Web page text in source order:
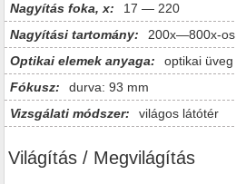
Nagyítás foka, x:
17 — 220
Nagyítási tartomány:
200x—800x-os
Optikai elemek anyaga:
optikai üveg
Fókusz:
durva: 93 mm
Vizsgálati módszer:
világos látótér
Világítás / Megvilágítás